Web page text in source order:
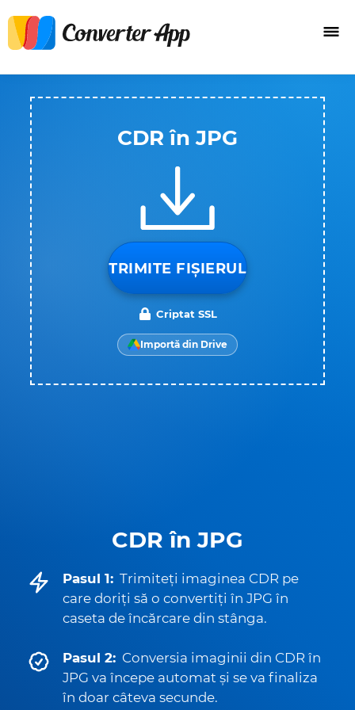
CDR în JPG
Pasul 1: Trimiteți imaginea CDR pe
care doriți să o convertiți în JPG în
caseta de încărcare din stânga.
Pasul 2: Conversia imaginii din CDR în
JPG va începe automat și se va finaliza
în doar câteva secunde.
CDR în JPG
TRIMITE FIȘIERUL
Criptat SSL
Importă din Drive